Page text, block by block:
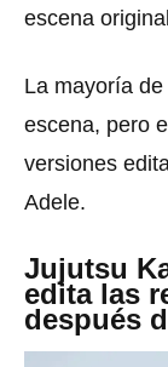
escena
La mayoría
escena, pero
versiones
Adele.
Jujutsu
edita las
después